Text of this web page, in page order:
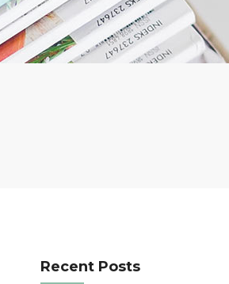
Recent Posts